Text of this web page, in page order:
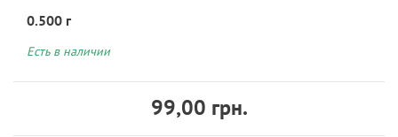
0.500 г
Есть в наличии
99,00 грн.